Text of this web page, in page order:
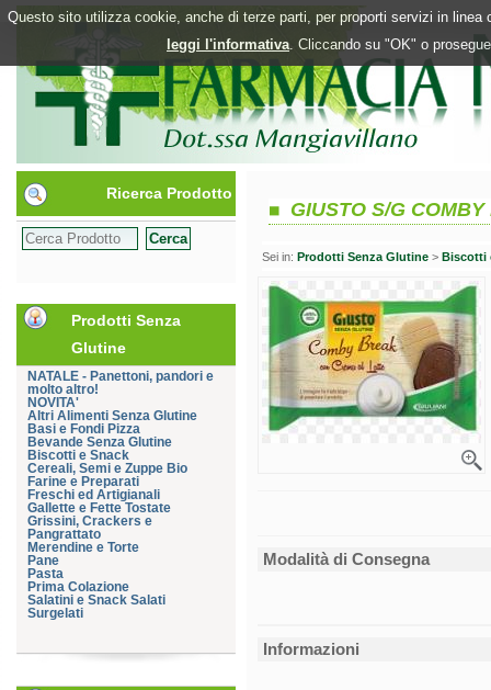
Questo sito utilizza cookie, anche di terze parti, per proporti servizi in
leggi l'informativa. Cliccando su "OK" o
Ricerca Prodotto
Prodotti Senza
Glutine
NATALE - Panettoni, pandori e
molto altro!
NOVITA'
Altri Alimenti Senza Glutine
Basi e Fondi Pizza
Bevande Senza Glutine
Biscotti e Snack
Cereali, Semi e Zuppe Bio
Farine e Preparati
Freschi ed Artigianali
Gallette e Fette Tostate
Grissini, Crackers e
Pangrattato
Merendine e Torte
Pane
Pasta
Prima Colazione
Salatini e Snack Salati
Surgelati
GIUSTO S/G
Sei in: Prodotti Senza Glutine > Biscotti
Modalità di Consegna
Informazioni